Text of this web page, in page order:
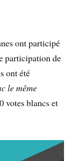
ont participé
participation de
ont été
le même
votes blancs et